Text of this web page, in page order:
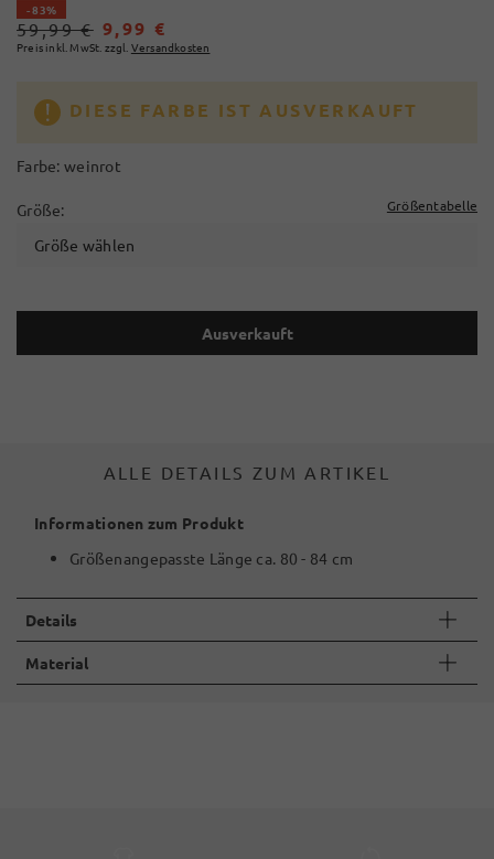
- 83%
59,99 € 9,99 €
Preis inkl. MwSt. zzgl. Versandkosten
DIESE FARBE IST AUSVERKAUFT
Farbe: weinrot
Größe: Größentabelle
Größe wählen
Ausverkauft
ALLE DETAILS ZUM ARTIKEL
Informationen zum Produkt
Größenangepasste Länge ca. 80 - 84 cm
Details
Material